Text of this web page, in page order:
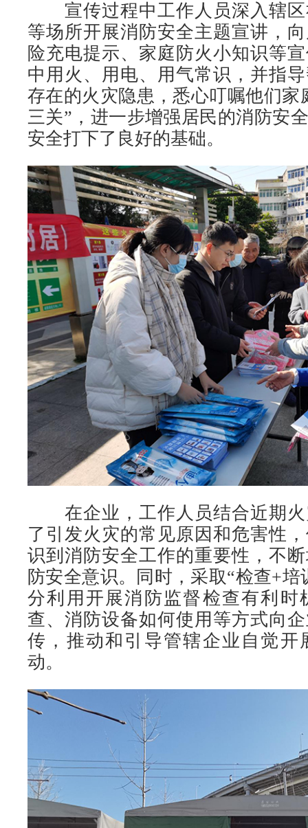
宣传过程中工作人员深入辖区
等场所开展消防安全主题宣讲，
险充电提示、家庭防火小知识等
中用火、用电、用气常识，并指
存在的火灾隐患，悉心叮嘱他们家
三关”，进一步增强居民的消防安
安全打下了良好的基础。
在企业，工作人员结合近期火
了引发火灾的常见原因和危害性
识到消防安全工作的重要性，不
防安全意识。同时，采取“检查+培
分利用开展消防监督检查有利时
查、消防设备如何使用等方式向
传，推动和引导管辖企业自觉开
动。